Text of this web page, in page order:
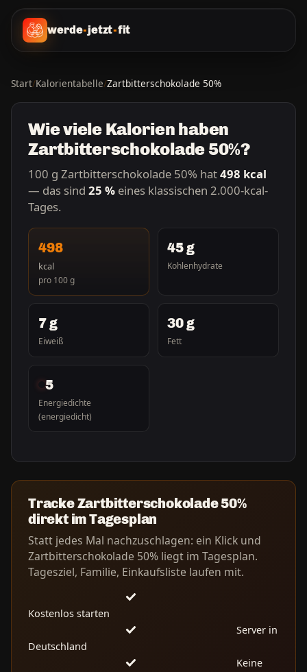
werde-jetzt-fit
Start/Kalorientabelle/Zartbitterschokolade 50%
Wie viele Kalorien haben
Zartbitterschokolade 50%?
100 g Zartbitterschokolade 50% hat498 kcal
— das sind 25 % eines klassischen 2.000-kcal-
Tages.
498
kcal
pro 100 g
45 g
Kohlenhydrate
7 g
Eiweiß
30 g
Fett
5
Energiedichte
(energiedicht)
Tracke Zartbitterschokolade 50%
direkt im Tagesplan
Statt jedes Mal nachzuschlagen: ein Klick und
Zartbitterschokolade 50% liegt im Tagesplan.
Tagesziel, Familie, Einkaufsliste laufen mit.
Kostenlos starten
Server in
Deutschland
Keine